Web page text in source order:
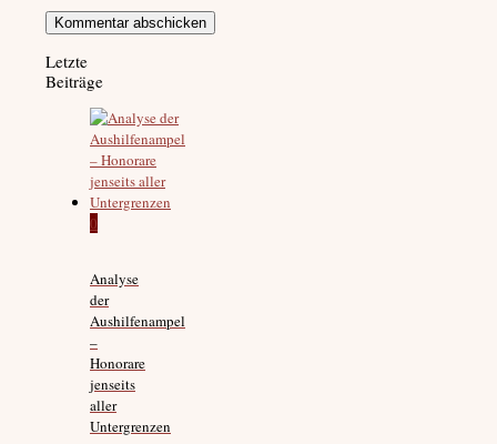
Letzte
Beiträge
0
Analyse
der
Aushilfenampel
–
Honorare
jenseits
aller
Untergrenzen